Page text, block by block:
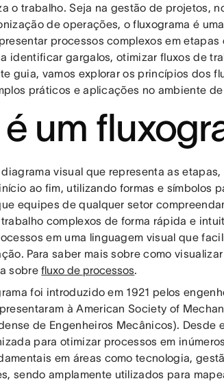
o trabalho. Seja na gestão de projetos,
de operações, o fluxograma é
processos complexos em etapas
identificar gargalos, otimizar fluxos de
guia, vamos explorar os princípios dos
práticos e aplicações no ambiente
um
diagrama visual que representa as
ao fim, utilizando formas e símbolos
equipes de qualquer setor
complexos de forma rápida e
em uma linguagem visual que
Para saber mais sobre como
sobrefluxo de processos.
foi introduzido em 1921 pelos
à American Society of
de Engenheiros Mecânicos). Desde
para otimizar processos em
em áreas como tecnologia,
sendo amplamente utilizados para